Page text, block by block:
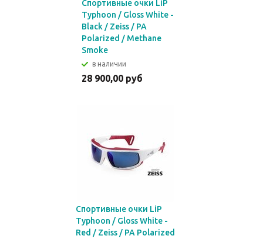
Спортивные очки LiP
Typhoon / Gloss White -
Black / Zeiss / PA
Polarized / Methane
Smoke
в наличии
28 900,00 руб
Спортивные очки LiP
Typhoon / Gloss White -
Red / Zeiss / PA Polarized